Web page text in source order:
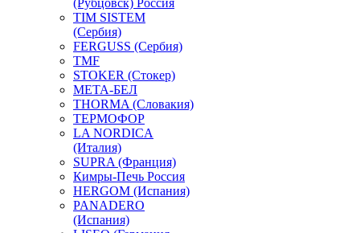
(Рубцовск) Россия
TIM SISTEM
(Сербия)
FERGUSS (Сербия)
TMF
STOKER (Стокер)
МЕТА-БЕЛ
THORMA (Словакия)
ТЕРМОФОР
LA NORDICA
(Италия)
SUPRA (Франция)
Кимры-Печь Россия
HERGOM (Испания)
PANADERO
(Испания)